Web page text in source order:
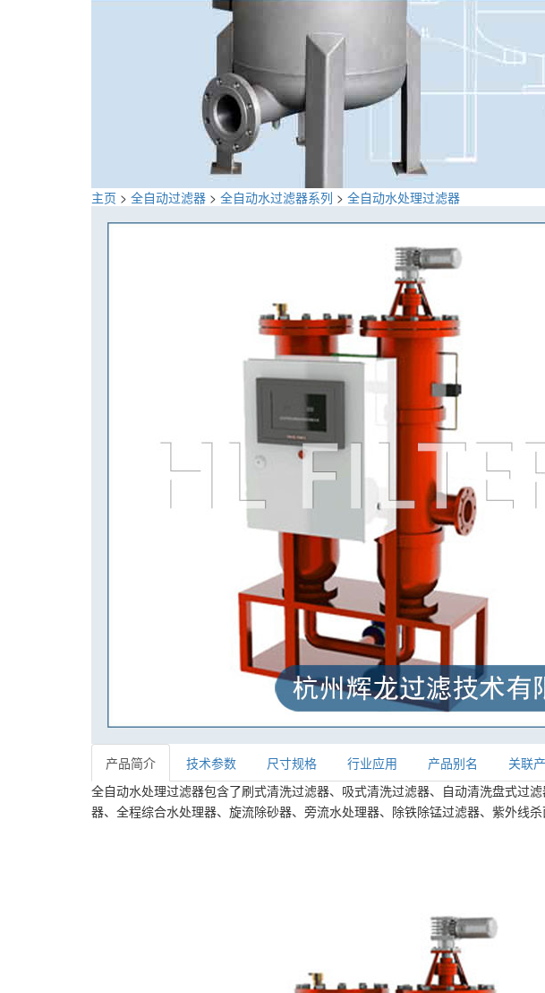
主页 > 全自动过滤器 > 全自动水过滤器系列 > 全自动水处理过滤器
产品简介 技术参数 尺寸规格 行业应用 产品别名 关联
全自动水处理过滤器包含了刷式清洗过滤器、吸式清洗过滤器、自动清洗盘式过滤
器、全程综合水处理器、旋流除砂器、 旁流水处理器、除铁除锰过滤器、紫外线